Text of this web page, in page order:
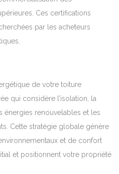
Ces certifications
par les acheteurs
de votre toiture
qui considère l’isolation, la
énergies renouvelables et les
Cette stratégie globale génère
et de confort
et positionnent votre propriété